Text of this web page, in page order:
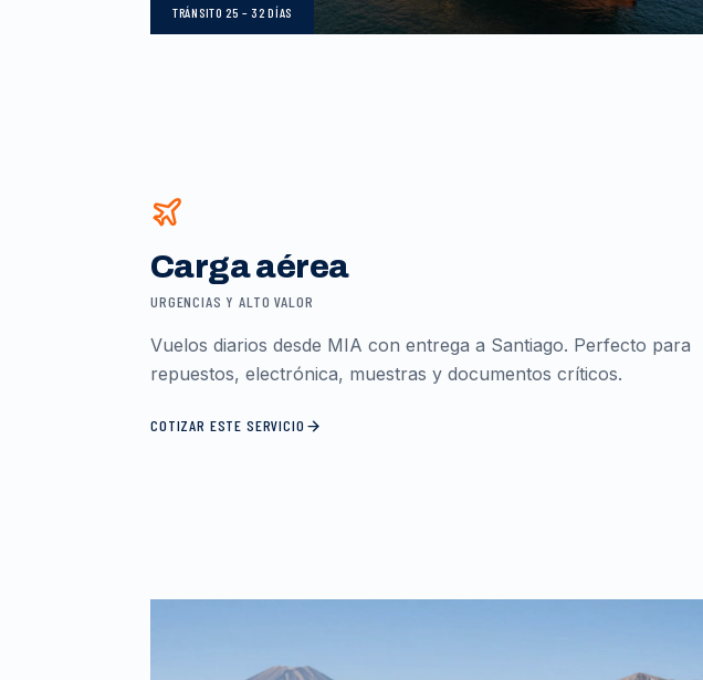
TRÁNSITO 25 – 32 DÍAS
Carga aérea
URGENCIAS Y ALTO VALOR
Vuelos diarios desde MIA con entrega a Santiago. Perfecto para
repuestos, electrónica, muestras y documentos críticos.
COTIZAR ESTE SERVICIO